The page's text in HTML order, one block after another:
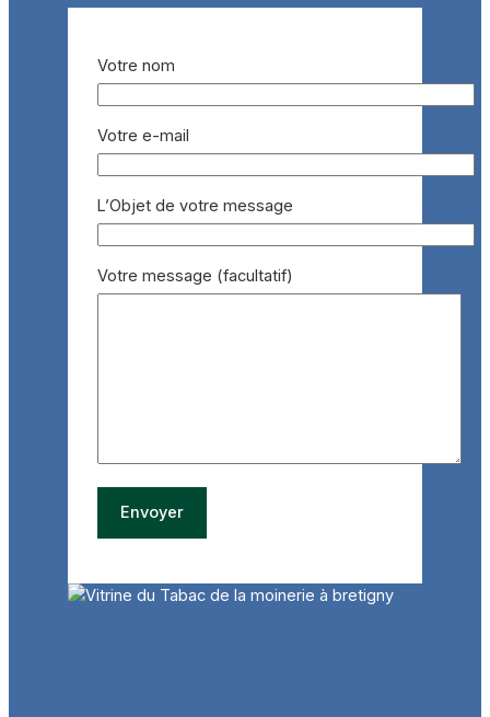
Votre nom
Votre e-mail
L’Objet de votre message
Votre message (facultatif)